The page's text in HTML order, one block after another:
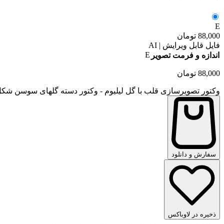
E
88,000 تومان
فایل قابل ویرایش | AI
اندازه و فرمت تصویر E
88,000 تومان
وکتور تصویرسازی قلب با گل لیلیوم - وکتور دسته گلهای سوسن
سفارش و دانلود
ذخیره در لاوباکس